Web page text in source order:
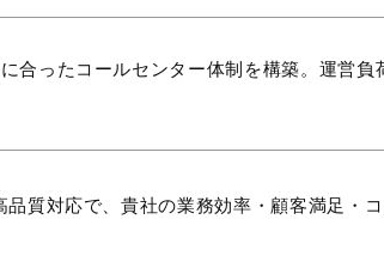
合ったコールセンター体制を構築。運営負
質対応で、貴社の業務効率・顧客満足・